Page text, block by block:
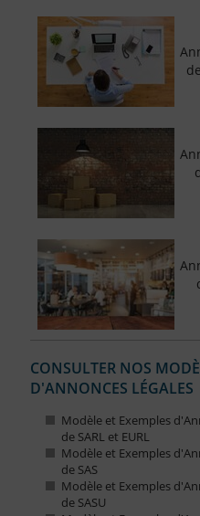
CONSULTER NOS
D'ANNONCES LÉGALES
Modèle et Exemples
de SARL et EURL
Modèle et Exemples
de SAS
Modèle et Exemples
de SASU